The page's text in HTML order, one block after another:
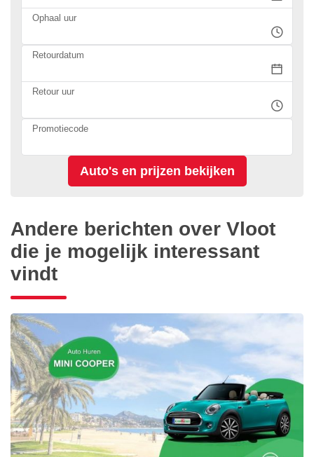
Ophaal uur
Retourdatum
Retour uur
Promotiecode
Andere berichten over Vloot
die je mogelijk interessant
vindt